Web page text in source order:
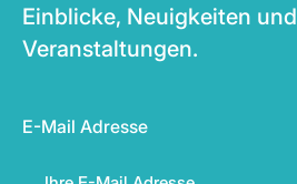
Einblicke, Neuigkeiten und
Veranstaltungen.
E-Mail Adresse